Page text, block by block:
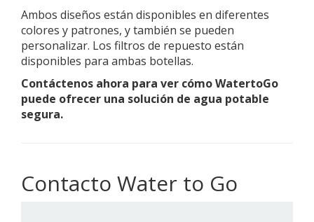
Ambos diseños están disponibles en diferentes
colores y patrones, y también se pueden
personalizar. Los filtros de repuesto están
disponibles para ambas botellas.
Contáctenos ahora para ver cómo WatertoGo
puede ofrecer una solución de agua potable
segura.
Contacto Water to Go